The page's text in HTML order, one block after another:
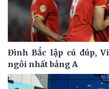
Đình Bắc lập cú đúp,
ngôi nhất bảng A